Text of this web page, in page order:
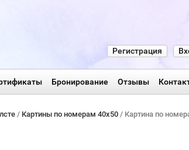
Регистрация
Бронирование Отзывы
/ Картины по номерам 40х50 / Картина по